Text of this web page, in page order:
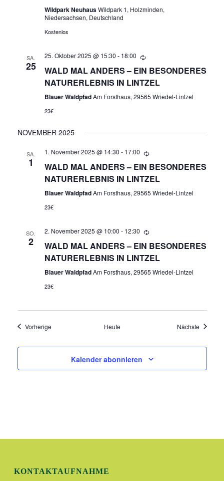
N
,
A
V
O
N
Wildpark NeuhausWildpark 1, Holzminden,
Niedersachsen, Deutschland
Kostenlos
SA.
25
25. Oktober 2025 @ 15:30 - 18:00
WALD MAL ANDERS – EIN BESONDERES
NATURERLEBNIS IN LINTZEL
Blauer WaldpfadAm Forsthaus, 29565 Wriedel-Lintzel
23€
NOVEMBER 2025
SA.
1
1. November 2025 @ 14:30 - 17:00
WALD MAL ANDERS – EIN BESONDERES
NATURERLEBNIS IN LINTZEL
Blauer WaldpfadAm Forsthaus, 29565 Wriedel-Lintzel
23€
SO.
2
2. November 2025 @ 10:00 - 12:30
WALD MAL ANDERS – EIN BESONDERES
NATURERLEBNIS IN LINTZEL
Blauer WaldpfadAm Forsthaus, 29565 Wriedel-Lintzel
23€
VorherigeVeranstaltungen Heute Nächste
Kalender abonnieren
KONTAKTAUFNAHME